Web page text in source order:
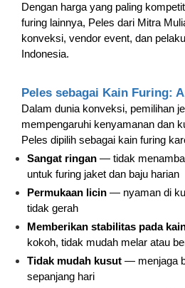
Dengan harga yang paling
furing lainnya, Peles dari Mitra
konveksi, vendor event, dan
Indonesia.
Peles sebagai Kain Furing:
Dalam dunia konveksi, pemilihan
mempengaruhi kenyamanan dan
Peles dipilih sebagai kain furing
Sangat ringan — tidak
untuk furing jaket dan baju harian
Permukaan licin — nyaman di
tidak gerah
Memberikan stabilitas pada
kokoh, tidak mudah melar atau
Tidak mudah kusut — menjaga
sepanjang hari